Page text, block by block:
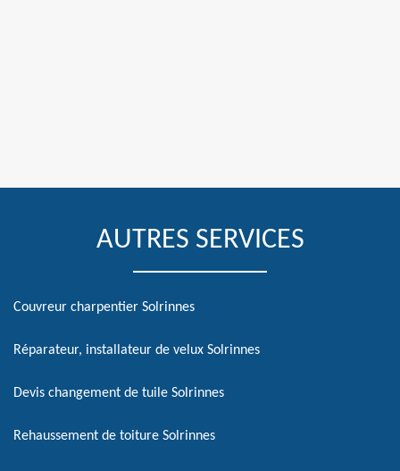
AUTRES SERVICES
Couvreur charpentier Solrinnes
Réparateur, installateur de velux Solrinnes
Devis changement de tuile Solrinnes
Rehaussement de toiture Solrinnes